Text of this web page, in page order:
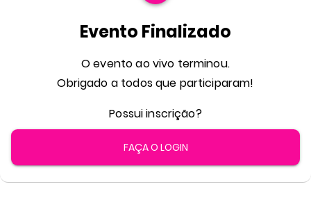
Evento Finalizado
O evento ao vivo terminou.
Obrigado a todos que participaram!
Possui inscrição?
FAÇA O LOGIN